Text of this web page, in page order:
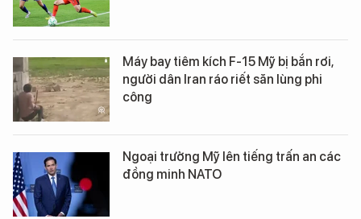
Máy bay tiêm kích F-15 Mỹ bị bắn rơi,
người dân Iran ráo riết săn lùng phi
công
Ngoại trưởng Mỹ lên tiếng trấn an các
đồng minh NATO